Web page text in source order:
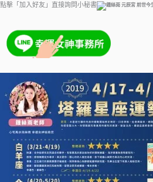
點擊「加入好友」直接詢問小秘書